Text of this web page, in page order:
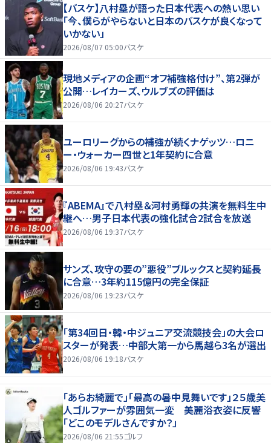
【バスケ】八村塁が語った日本代表への熱い思い
「今、僕らがやらないと日本のバスケが良くなって
いかない」
2026/08/07 05:00バスケ
現地メディアの企画“オフ補強格付け”、第2弾が
公開…レイカーズ、ウルブズの評価は
2026/08/06 20:27バスケ
ユーロリーグからの補強が続くナゲッツ…ロニ
ー・ウォーカー四世と1年契約に合意
2026/08/06 19:43バスケ
『ABEMA』で八村塁＆河村勇輝の共演を無料生中
継へ…男子日本代表の強化試合2試合を放送
2026/08/06 19:37バスケ
サンズ、攻守の要の”悪役”ブルックスと契約延長
に合意…3年約115億円の完全保証
2026/08/06 19:23バスケ
「第34回日・韓・中ジュニア交流競技会」の大会ロ
スターが発表…中部大第一から馬越ら3名が選出
2026/08/06 19:18バスケ
「あらお綺麗で」「最高の暑中見舞いです」２５歳美
人ゴルファーが雰囲気一変 美麗浴衣姿に反響
「どこのモデルさんですか？」
2026/08/06 21:55ゴルフ